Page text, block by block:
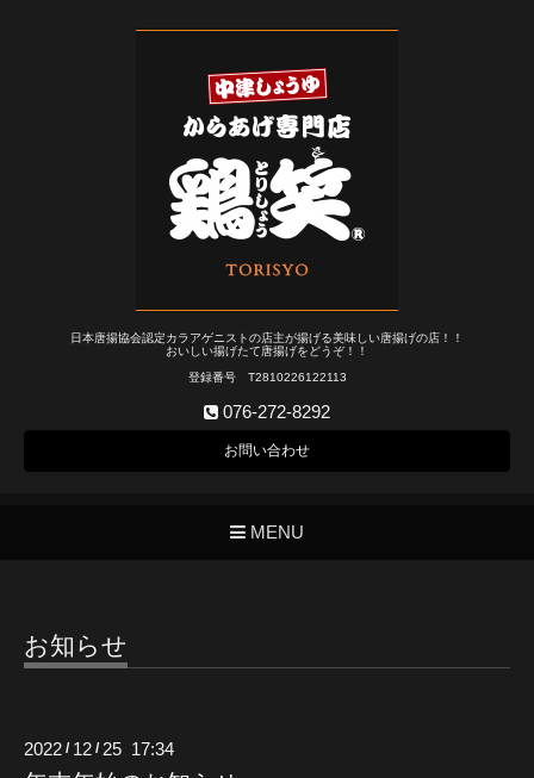
日本唐揚協会認定カラアゲニストの店主が揚げる美味しい唐揚げの店！！
おいしい揚げたて唐揚げをどうぞ！！
登録番号 T2810226122113
076-272-8292
お問い合わせ
MENU
お知らせ
2022 / 12 / 25 17:34